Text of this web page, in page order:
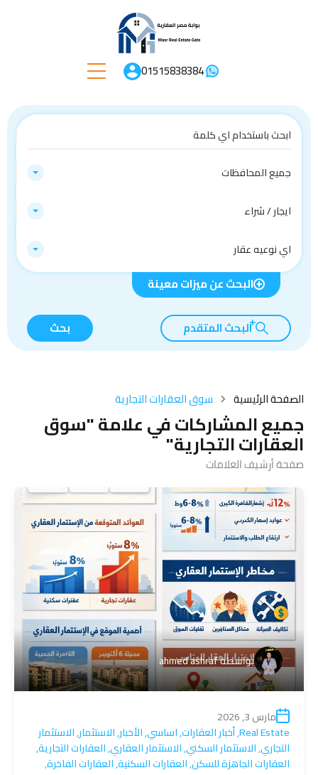
01515838384
جميع المحافظات
ايجار / شراء
اي نوعيه عقار
البحث عن ميزات معينة
البحث المتقدم بحث
الصفحة الرئيسية سوق العقارات التجارية
جميع المشاركات في علامة "سوق
العقارات التجارية"
صفحة أرشيف العلامات
بواسطةahmed ashraf
مارس 3, 2026
Real Estate
,أخبار العقارات,اساسي,الأخبار,الاستثمار,الاستثمار
التجاري,الاستثمار السكني,الاستثمار العقاري,العقارات التجارية,
العقارات الجاهزة للسكن,العقارات السكنية,العقارات الفاخرة,